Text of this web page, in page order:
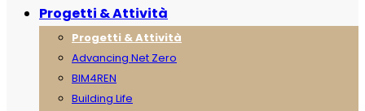
Progetti & Attività
Progetti & Attività
Advancing Net Zero
BIM4REN
Building Life